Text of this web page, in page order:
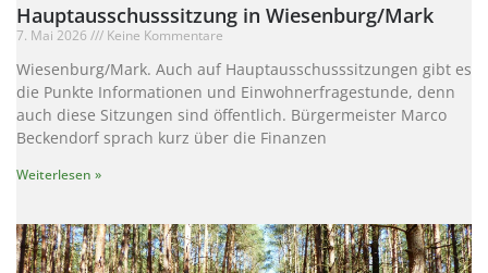
Hauptausschusssitzung in Wiesenburg/Mark
7. Mai 2026 Keine Kommentare
Wiesenburg/Mark. Auch auf Hauptausschusssitzungen gibt es
die Punkte Informationen und Einwohnerfragestunde, denn
auch diese Sitzungen sind öffentlich. Bürgermeister Marco
Beckendorf sprach kurz über die Finanzen
Weiterlesen »